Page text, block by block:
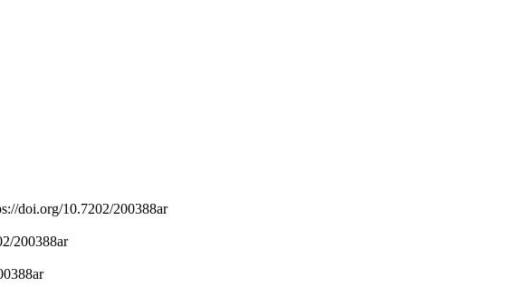
doi.org/10.7202/200388ar
200388ar